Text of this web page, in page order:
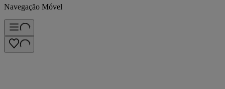
Navegação Móvel